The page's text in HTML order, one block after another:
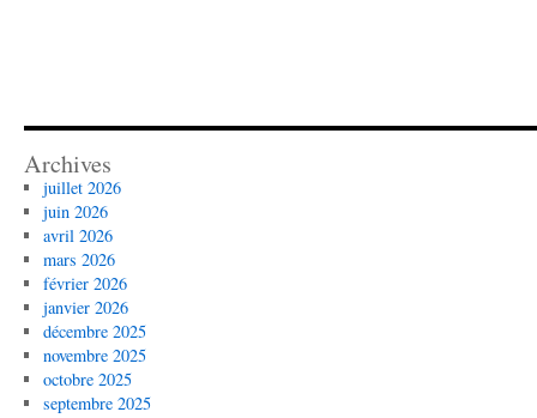
Archives
juillet 2026
juin 2026
avril 2026
mars 2026
février 2026
janvier 2026
décembre 2025
novembre 2025
octobre 2025
septembre 2025